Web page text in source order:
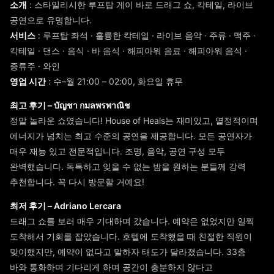
소개 : 스타일리시한 루프탑 게이 바로 드래그 쇼, 칵테일, 라이브
공연으로 유명합니다.
서비스 : 루프탑 좌석 · 훌륭한 칵테일 · 라이브 음악 · 주류 · 맥주 ·
칵테일 · 댄스 · 음식 · 바 음식 · 해피아워 음료 · 해피아워 음식 ·
증류주 · 와인
영업 시간: 수–월 21:00 – 02:00, 화요일 휴무
최고 후기 – บัญชา กมลพรพาณิช
정말 놀라운 쇼였습니다! House of Heals는 재미있고, 열정적이며
에너지가 넘치는 최고 수준의 공연을 제공합니다. 모든 공연자가
매우 재능 있고 전문적입니다. 조명, 음악, 공연 구성 모두
완벽했습니다. 독특하고 잊을 수 없는 밤을 원하는 분들께 강력
추천합니다. 꼭 다시 방문할 거예요!
최저 후기 – Adriano Lercara
드래그 쇼를 보러 매우 기대하며 갔습니다. 예약은 없었지만 일찍
도착해서 기회를 잡았습니다. 호텔에 도착했을 때 친절한 직원이
맞이했지만, 예약이 없다고 말하자 태도가 달라졌습니다. 33층
바와 통화하며 기다리게 하며 공간이 충분하지 않다고